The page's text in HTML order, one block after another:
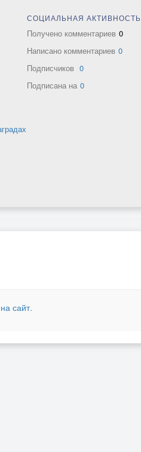
СОЦИАЛЬНАЯ АКТИВНОСТЬ
Получено комментариев 0
Написано комментариев 0
Подписчиков 0
Подписана на 0
сайт.